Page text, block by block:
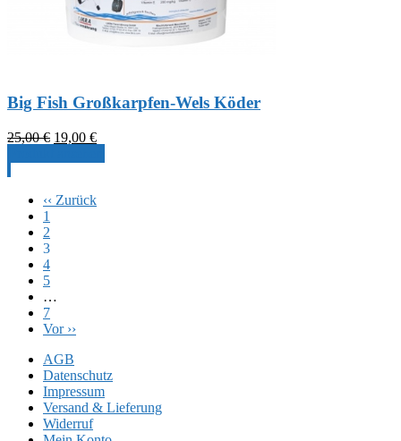
Big Fish Großkarpfen-Wels Köder
25,00€ Ursprünglicher
19,00 €Aktueller
‹‹ Zurück
1
2
3
4
5
…
7
Vor ››
AGB
Datenschutz
Impressum
Versand & Lieferung
Widerruf